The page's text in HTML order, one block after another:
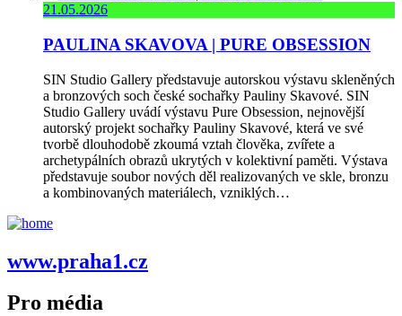
21.05.2026
PAULINA SKAVOVA | PURE OBSESSION
SIN Studio Gallery představuje autorskou výstavu skleněných
a bronzových soch české sochařky Pauliny Skavové. SIN
Studio Gallery uvádí výstavu Pure Obsession, nejnovější
autorský projekt sochařky Pauliny Skavové, která ve své
tvorbě dlouhodobě zkoumá vztah člověka, zvířete a
archetypálních obrazů ukrytých v kolektivní paměti. Výstava
představuje soubor nových děl realizovaných ve skle, bronzu
a kombinovaných materiálech, vzniklých…
www.praha1.cz
Pro média